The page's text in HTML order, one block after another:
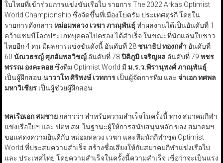
ใบไทยที่เข้าร่วมการแข่งขันเรือใบ รายการ The 2022 Arkas Optimist
World Championship ซึ่งจัดขึ้นที่เมืองโบดรัม ประเทศตุรกี โดยใน
รายการดังกล่าว หม่อมหลวง เวฆา ภาณุพันธุ์ ทำผลงานได้เป็นอันดับที่ 1
คว้าแชมป์โลกประเภทบุคคลไปครอง ได้สำเร็จ ในขณะที่นักแล่นใบชาว
ไทยอีก 4 คน มีผลการแข่งขันดังนี้ อันดับที่ 28 ชนาธิป ทองกล่ำ อันดับที่
60 นัณวธรญ์ ศุภอัมพลวิชญ์อันดับที่ 78ปิติภูมิ เจริญผล อันดับที่ 79 พชร
พรรณ องคะลอยซึ่งทีม Optimist World มี ม.ร.ว.พีรานุพงศ์ ภาณุพันธุ์
เป็นผู้ฝึกสอนนาวาโท ศิริพงษ์ เวทการเป็นผู้จัดการทีม และ จ่าเอก ทศพล
มหาวิเชียรเป็นผู้ช่วยผู้ฝึกสอน
พลเรือเอก สมชายกล่าวว่า สำหรับความสำเร็จในครั้งนี้ ทาง สมาคมกีฬา
แข่งเรือใบฯ และ ปตท.สผ. ในฐานะผู้ให้การสนับสนุนหลัก ของ สมาคมฯ
ขอแสดงความยินดีกับ หม่อมหลวง เวฆา และทีมนักกีฬาชุด Optimist
World ที่ประสบความสำเร็จ สร้างชื่อเสียงให้กับสมาคมกีฬาแข่งเรือใบ
และ ประเทศไทย โดยความสำเร็จในครั้งนี้ความสำเร็จ เชื่อว่าจะเป็นแรง